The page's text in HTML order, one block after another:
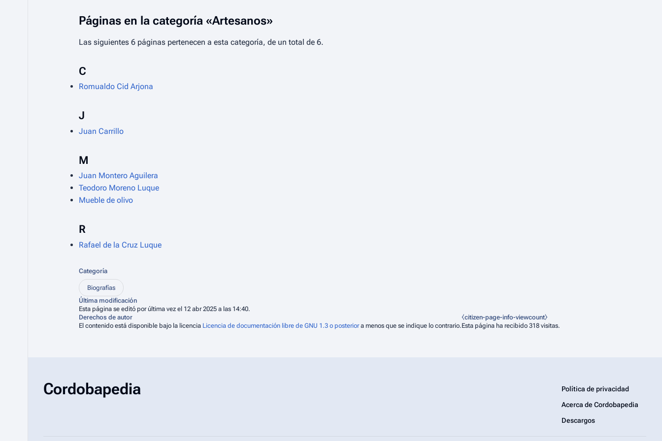
Páginas en la categoría «Artesanos»
Las siguientes 6 páginas pertenecen a esta categoría, de un total de 6.
C
Romualdo Cid Arjona
J
Juan Carrillo
M
Juan Montero Aguilera
Teodoro Moreno Luque
Mueble de olivo
R
Rafael de la Cruz Luque
Categoría
Biografías
Última modificación
Esta página se editó por última vez el 12 abr 2025 a las 14:40.
Derechos de autor
El contenido está disponible bajo la licencia Licencia de documentación libre de GNU 1.3 o posteriora menos que se indique lo contrario.
⧼citizen-page-info-viewcount⧽
Esta página ha recibido 318 visitas.
Cordobapedia
Política de privacidad
Acerca de Cordobapedia
Descargos